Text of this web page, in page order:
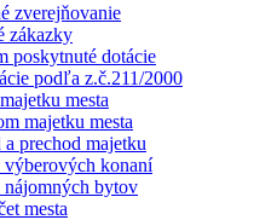
zverejňovanie
zákazky
poskytnuté dotácie
podľa z.č.211/2000
mesta
majetku mesta
a prechod majetku
konaní
nájomných bytov
mesta